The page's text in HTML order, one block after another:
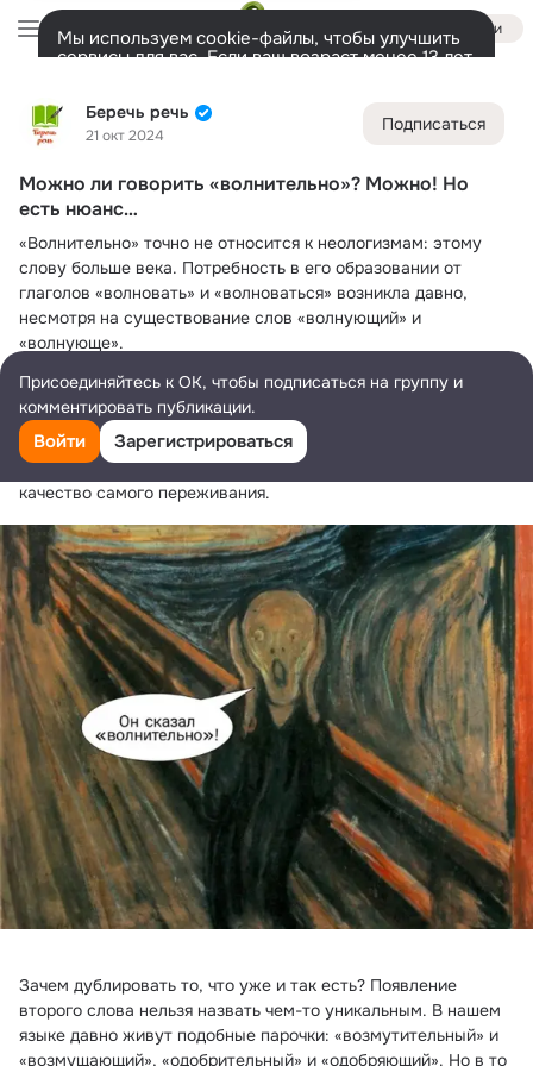
Беречь речь
21 окт 2024
Подписаться
Можно ли говорить «волнительно»? Можно! Но
есть нюанс…
«Волнительно» точно не относится к неологизмам: этому
слову больше века. Потребность в его образовании от
глаголов «волновать» и «волноваться» возникла давно,
несмотря на существование слов «волнующий» и
«волнующе».
Как говорится, есть нюанс. Для тонко чувствующего
русский язык человека волнующий — это приводящий в
состояние волнения, оказывающий сильное эмоциональное
воздействие. Тогда как «волнительный» выражает, скорее,
качество самого переживания.
Зачем дублировать то, что уже и так есть? Появление
второго слова нельзя назвать чем-то уникальным. В нашем
языке давно живут подобные парочки: «возмутительный» и
«возмущающий», «одобрительный» и «одобряющий». Но в то
Войти
Мы используем cookie-файлы, чтобы улучшить
сервисы для вас. Если ваш возраст менее 13 лет,
Разрешить все
Лента Участники 3.7K Ещё
Дополнительная
колонка
Всё2 847 Обсуждаемые
Присоединяйтесь к ОК, чтобы подписаться на группу и
комментировать публикации.
Войти Зарегистрироваться